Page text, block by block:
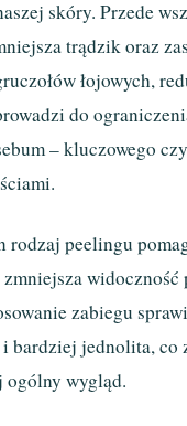
skóry. Przede
trądzik oraz
łojowych,
do
– kluczowego
rodzaj peelingu
widoczność
zabiegu
bardziej jednolita, co
ogólny wygląd.